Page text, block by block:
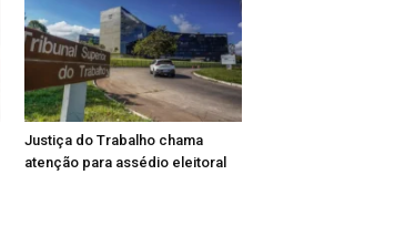
Justiça do Trabalho chama
atenção para assédio eleitoral